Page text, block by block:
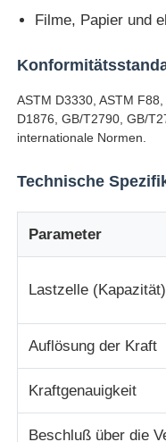
Prüfgeräte für
Ausrüstung zur
Prüfgeräte für
Filme, Papier und
ASTM D3330, ASTM
D1876, GB/T2790, GB/
internationale Normen.
Technische
Parameter
Lastzelle (Kapazität)
Auflösung der Kraft
Kraftgenauigkeit
Beschluß über die